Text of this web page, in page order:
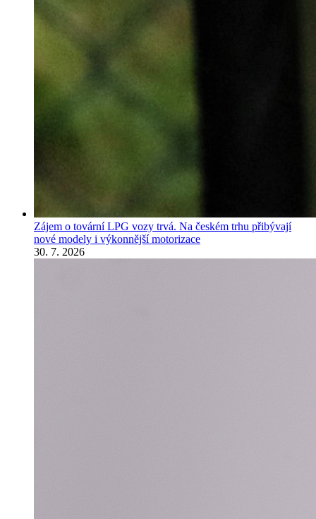
Zájem o tovární LPG vozy trvá. Na českém trhu přibývají
nové modely i výkonnější motorizace
30. 7. 2026